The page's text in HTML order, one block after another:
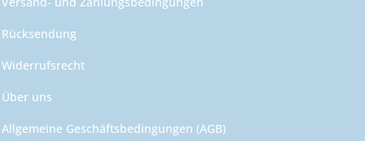
Rücksendung
Widerrufsrecht
Über uns
Allgemeine Geschäftsbedingungen (AGB)